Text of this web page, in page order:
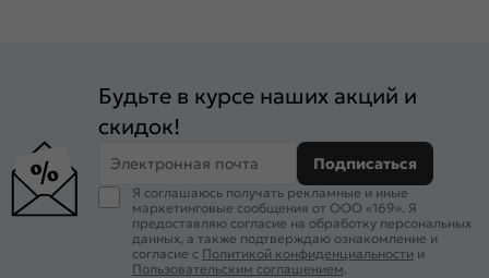
Будьте в курсе наших акций и
скидок!
Электронная почта Подписаться
Я соглашаюсь получать рекламные и иные
маркетинговые сообщения от ООО «169». Я
предоставляю согласие на обработку персональных
данных, а также подтверждаю ознакомление и
согласие с Политикой конфиденциальности и
Пользовательским соглашением